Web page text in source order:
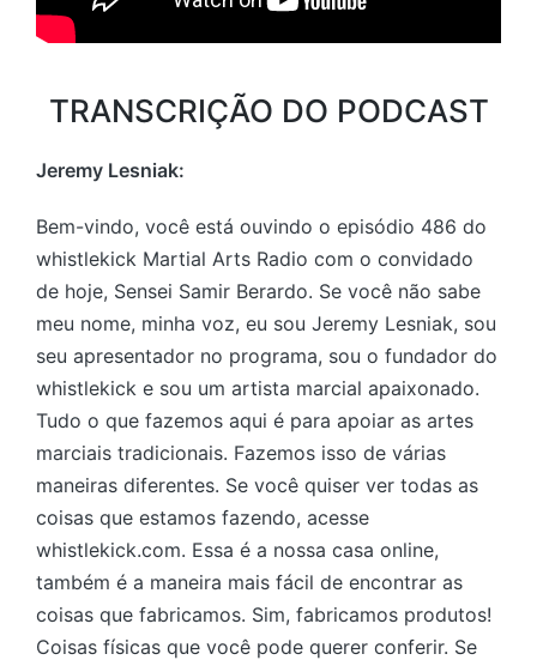
TRANSCRIÇÃO DO PODCAST
Jeremy Lesniak:
Bem-vindo, você está ouvindo o episódio 486 do
whistlekick Martial Arts Radio com o convidado
de hoje, Sensei Samir Berardo. Se você não sabe
meu nome, minha voz, eu sou Jeremy Lesniak, sou
seu apresentador no programa, sou o fundador do
whistlekick e sou um artista marcial apaixonado.
Tudo o que fazemos aqui é para apoiar as artes
marciais tradicionais. Fazemos isso de várias
maneiras diferentes. Se você quiser ver todas as
coisas que estamos fazendo, acesse
whistlekick.com. Essa é a nossa casa online,
também é a maneira mais fácil de encontrar as
coisas que fabricamos. Sim, fabricamos produtos!
Coisas físicas que você pode querer conferir. Se